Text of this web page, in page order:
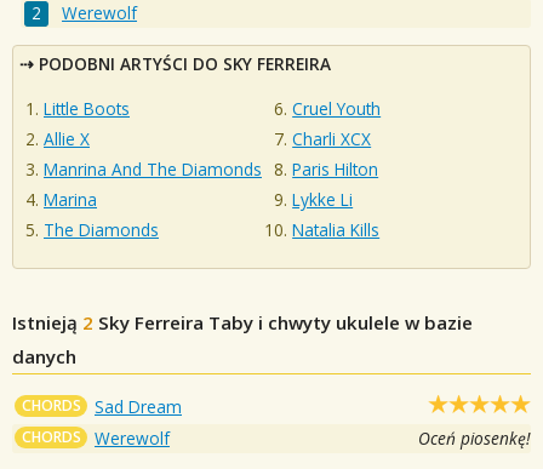
Werewolf
PODOBNI ARTYŚCI DO SKY FERREIRA
Little Boots
Allie X
Manrina And The Diamonds
Marina
The Diamonds
Cruel Youth
Charli XCX
Paris Hilton
Lykke Li
Natalia Kills
Istnieją 2 Sky Ferreira Taby i chwyty ukulele w bazie
danych
CHORDS Sad Dream
CHORDS Werewolf Oceń piosenkę!